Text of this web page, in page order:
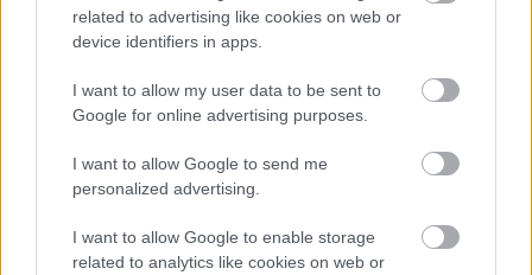
related to advertising like cookies on web or
device identifiers in apps.
I want to allow my user data to be sent to
Google for online advertising purposes.
I want to allow Google to send me
personalized advertising.
I want to allow Google to enable storage
related to analytics like cookies on web or
református iskoláját
A Szőnyi Benjámin Általános Iskola fejlesztését a FERROÉP
kivitelezheti; a munkák csaknem egy évig tartanak majd.
Flórián téri felüljárón